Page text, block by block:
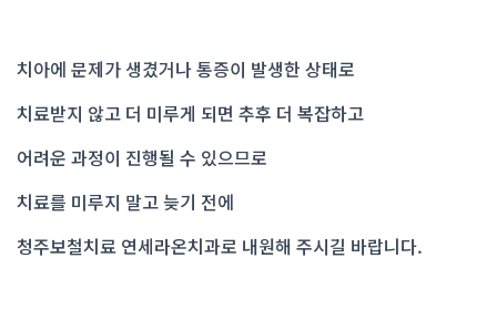
치아에 문제가 생겼거나 통증이 발생한 상태로
치료받지 않고 더 미루게 되면 추후 더 복잡하고
어려운 과정이 진행될 수 있으므로
치료를 미루지 말고 늦기 전에
청주보철치료 연세라온치과로 내원해 주시길 바랍니다.